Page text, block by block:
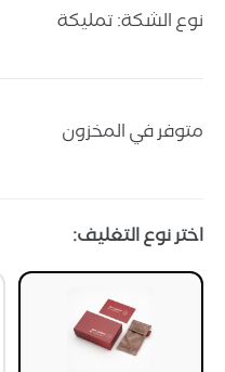
نوع الشكة: تمليكة
متوفر في المخزون
اختر نوع التغليف: